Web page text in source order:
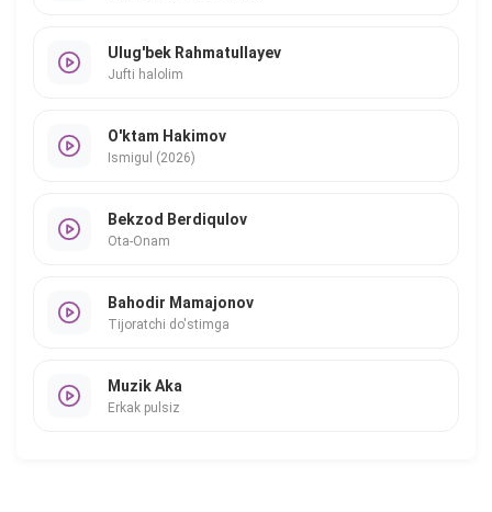
Ulug'bek Rahmatullayev
Jufti halolim
O'ktam Hakimov
Ismigul (2026)
Bekzod Berdiqulov
Ota-Onam
Bahodir Mamajonov
Tijoratchi do'stimga
Muzik Aka
Erkak pulsiz